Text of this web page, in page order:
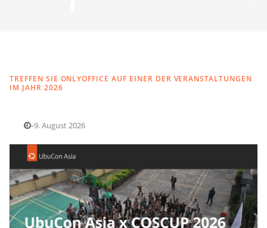
TREFFEN SIE ONLYOFFICE AUF EINER DER VERANSTALTUNGEN
IM JAHR 2026
8.–9. August 2026